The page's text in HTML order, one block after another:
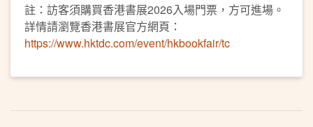
註：訪客須購買香港書展2026入場門票，方可進場。
詳情請瀏覽香港書展官方網頁：
https://www.hktdc.com/event/hkbookfair/tc